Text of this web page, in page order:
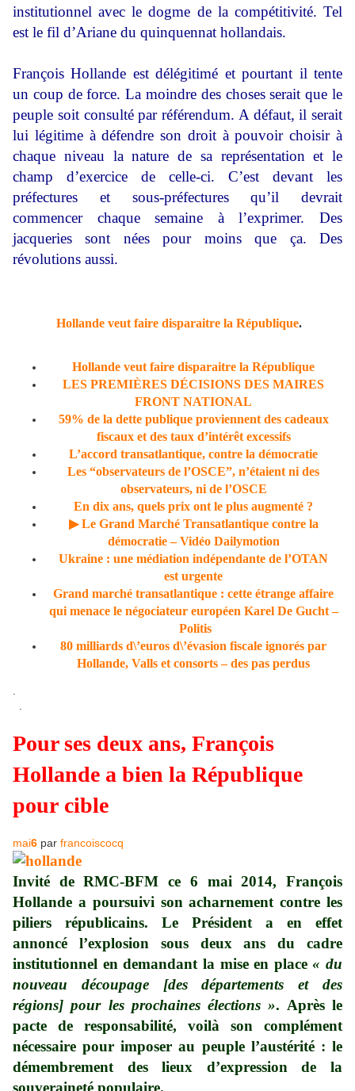
institutionnel avec le dogme de la compétitivité. Tel
est le fil d’Ariane du quinquennat hollandais.
François Hollande est délégitimé et pourtant il tente
un coup de force. La moindre des choses serait que le
peuple soit consulté par référendum. A défaut, il serait
lui légitime à défendre son droit à pouvoir choisir à
chaque niveau la nature de sa représentation et le
champ d’exercice de celle-ci. C’est devant les
préfectures et sous-préfectures qu’il devrait
commencer chaque semaine à l’exprimer. Des
jacqueries sont nées pour moins que ça. Des
révolutions aussi.
Hollande veut faire disparaitre la République.
Hollande veut faire disparaitre la République
LES PREMIÈRES DÉCISIONS DES MAIRES
FRONT NATIONAL
59% de la dette publique proviennent des cadeaux
fiscaux et des taux d’intérêt excessifs
L’accord transatlantique, contre la démocratie
Les “observateurs de l’OSCE”, n’étaient ni des
observateurs, ni de l’OSCE
En dix ans, quels prix ont le plus augmenté ?
▶ Le Grand Marché Transatlantique contre la
démocratie – Vidéo Dailymotion
Ukraine : une médiation indépendante de l’OTAN
est urgente
Grand marché transatlantique : cette étrange affaire
qui menace le négociateur européen Karel De Gucht –
Politis
80 milliards d\’euros d\’évasion fiscale ignorés par
Hollande, Valls et consorts – des pas perdus
Pour ses deux ans, François
Hollande a bien la République
pour cible
mai6 par francoiscocq
Invité de RMC-BFM ce 6 mai 2014, François
Hollande a poursuivi son acharnement contre les
piliers républicains. Le Président a en effet
annoncé l’explosion sous deux ans du cadre
institutionnel en demandant la mise en place« du
nouveau découpage [des départements et des
régions] pour les prochaines élections ». Après le
pacte de responsabilité, voilà son complément
nécessaire pour imposer au peuple l’austérité : le
démembrement des lieux d’expression de la
souveraineté populaire.